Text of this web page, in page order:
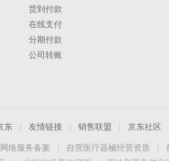
货到付款
在线支付
分期付款
公司转账
东 友情链接 销售联盟 京东社区
络服务备案 自营医疗器械经营资质